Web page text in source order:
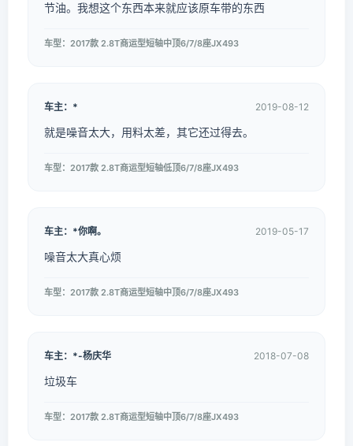
节油。我想这个东西本来就应该原车带的东西
车型：2017款 2.8T商运型短轴中顶6/7/8座JX493
车主：* 2019-08-12
就是噪音太大，用料太差，其它还过得去。
车型：2017款 2.8T商运型短轴低顶6/7/8座JX493
车主：*你啊。 2019-05-17
噪音太大真心烦
车型：2017款 2.8T商运型短轴中顶6/7/8座JX493
车主：*-杨庆华 2018-07-08
垃圾车
车型：2017款 2.8T商运型短轴中顶6/7/8座JX493